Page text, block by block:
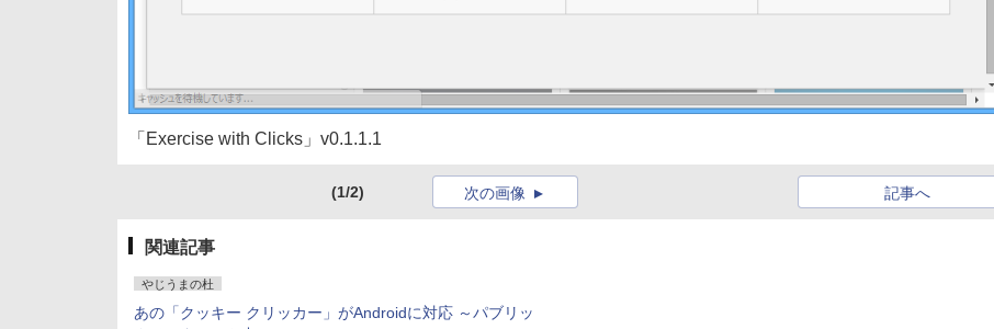
「Exercise with Clicks」v0.1.1.1
(1/2) 記事へ
次の画像
関連記事
やじうまの杜
あの「クッキー クリッカー」がAndroidに対応 ～パブリッ